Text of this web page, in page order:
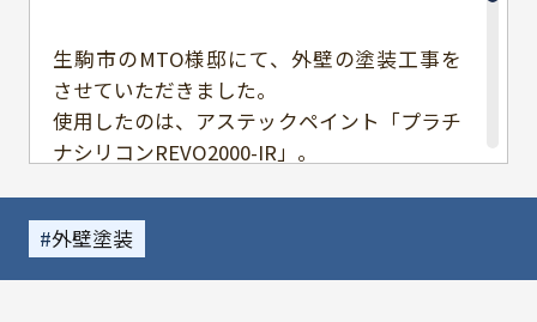
生駒市のMTO様邸にて、外壁の塗装工事を
させていただきました。
使用したのは、アステックペイント「プラチ
ナシリコンREVO2000-IR」。
機能塗料で、見た目の美しさだけでなく、
住まいの快適性や保護性能も高めてくれる塗
料です。
外壁塗装